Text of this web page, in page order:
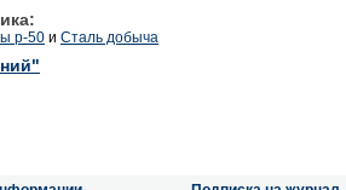
р-50 и Сталь добыча